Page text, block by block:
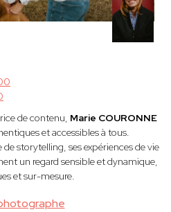
de contenu, Marie COURONNE
et accessibles à tous.
storytelling, ses expériences de vie
un regard sensible et dynamique,
et sur-mesure.